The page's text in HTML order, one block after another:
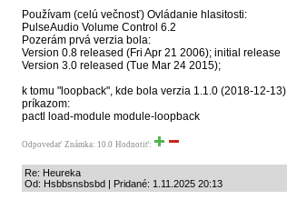
Používam (celú večnosť) Ovládanie hlasitosti:
PulseAudio Volume Control 6.2
Pozerám prvá verzia bola:
Version 0.8 released (Fri Apr 21 2006); initial release
Version 3.0 released (Tue Mar 24 2015);
k tomu "loopback", kde bola verzia 1.1.0 (2018-12-13)
príkazom:
pactl load-module module-loopback
Odpovedať Známka: 10.0 Hodnotiť:
Re: Heureka
Od: Hsbbsnsbsbd | Pridané: 1.11.2025 20:13